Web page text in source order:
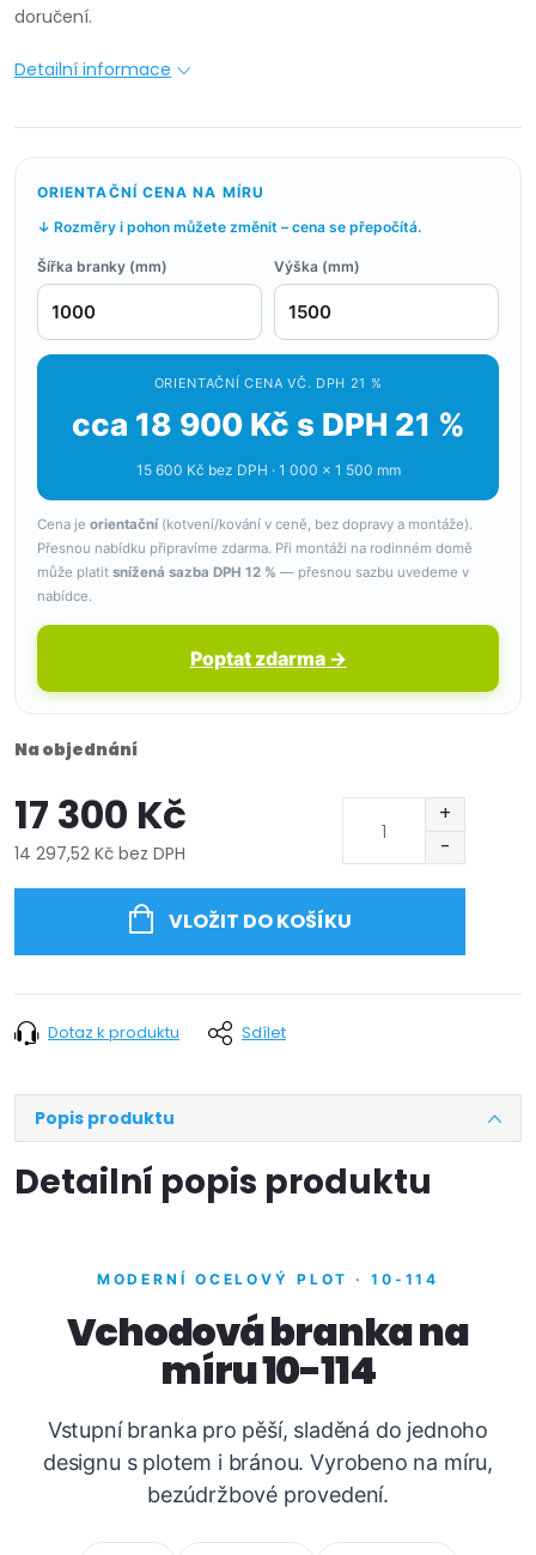
doručení.
Detailní informace
ORIENTAČNÍ CENA NA MÍRU
↓ Rozměry i pohon můžete změnit – cena se přepočítá.
Šířka branky (mm) Výška (mm)
ORIENTAČNÍ CENA VČ. DPH 21 %
cca 18 900 Kč s DPH 21 %
15 600 Kč bez DPH · 1 000 × 1 500 mm
Cena je orientační (kotvení/kování v ceně, bez dopravy a montáže).
Přesnou nabídku připravíme zdarma. Při montáži na rodinném domě
může platit snížená sazba DPH 12 % — přesnou sazbu uvedeme v
nabídce.
Poptat zdarma →
Na objednání
17 300 Kč
14 297,52 Kč bez DPH
VLOŽIT DO KOŠÍKU
Dotaz k produktu Sdílet
Popis produktu
Detailní popis produktu
MODERNÍ OCELOVÝ PLOT · 10-114
Vchodová branka na
míru 10-114
Vstupní branka pro pěší, sladěná do jednoho
designu s plotem i bránou. Vyrobeno na míru,
bezúdržbové provedení.